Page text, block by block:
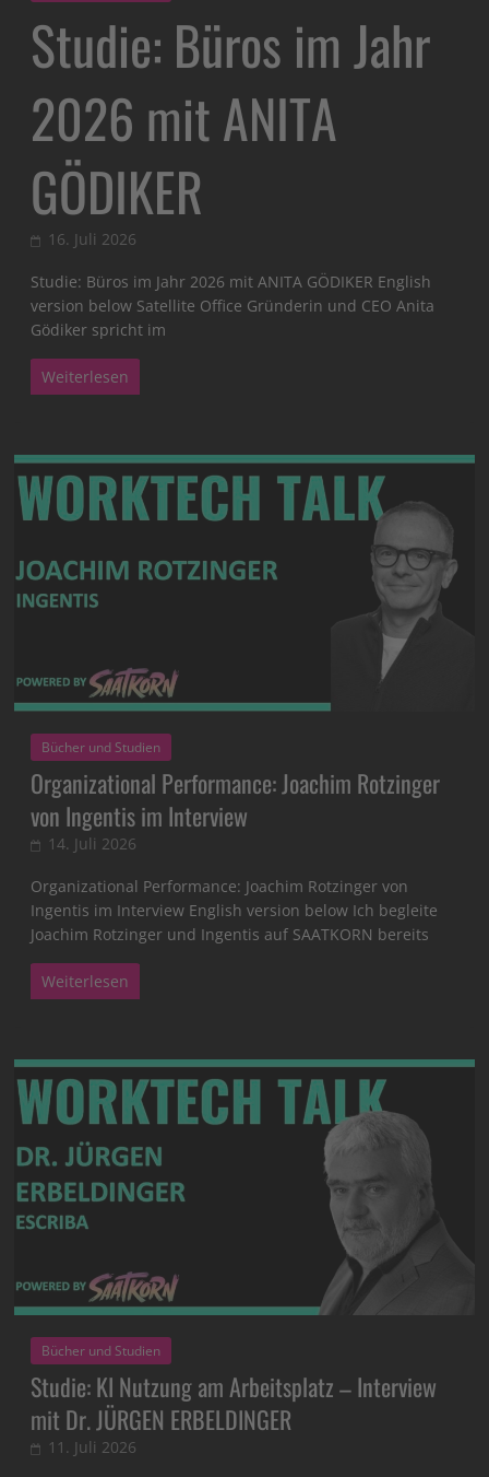
Studie: Büros im Jahr
2026 mit ANITA
GÖDIKER
16. Juli 2026
Studie: Büros im Jahr 2026 mit ANITA GÖDIKER English
version below Satellite Office Gründerin und CEO Anita
Gödiker spricht im
Weiterlesen
Bücher und Studien
Organizational Performance: Joachim Rotzinger
von Ingentis im Interview
14. Juli 2026
Organizational Performance: Joachim Rotzinger von
Ingentis im Interview English version below Ich begleite
Joachim Rotzinger und Ingentis auf SAATKORN bereits
Weiterlesen
Bücher und Studien
Studie: KI Nutzung am Arbeitsplatz – Interview
mit Dr. JÜRGEN ERBELDINGER
11. Juli 2026